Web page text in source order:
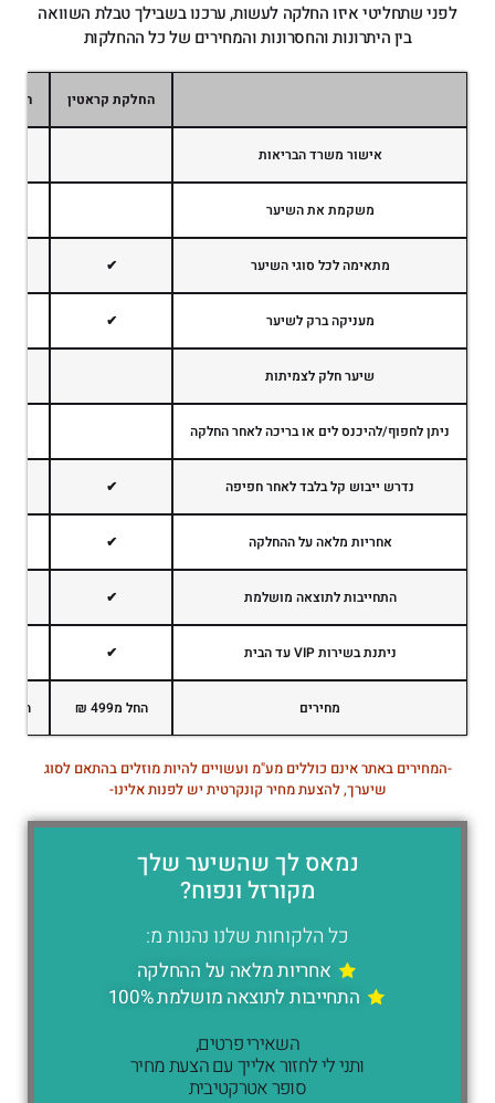
לפני שתחליטי איזו החלקה לעשות, ערכנו בשבילך טבלת השוואה
בין היתרונות והחסרונות והמחירים של כל ההחלקות
החלקת קראטין
אישור משרד הבריאות
משקמת את השיער
מתאימה לכל סוגי השיער ✔
מעניקה ברק לשיער ✔
שיער חלק לצמיתות
ניתן לחפוף/להיכנס לים או בריכה לאחר החלקה
נדרש ייבוש קל בלבד לאחר חפיפה ✔
אחריות מלאה על ההחלקה ✔
התחייבות לתוצאה מושלמת ✔
ניתנת בשירות VIP עד הבית ✔
מחירים החל מ499 ₪ החל
-המחירים באתר אינם כוללים מע"מ ועשויים להיות מוזלים בהתאם לסוג
שיערך, להצעת מחיר קונקרטית יש לפנות אלינו-
נמאס לך שהשיער שלך
מקורזל ונפוח?
כל הלקוחות שלנו נהנות מ:
אחריות מלאה על ההחלקה
התחייבות לתוצאה מושלמת 100%
השאירי פרטים,
ותני לי לחזור אלייך עם הצעת מחיר
סופר אטרקטיבית